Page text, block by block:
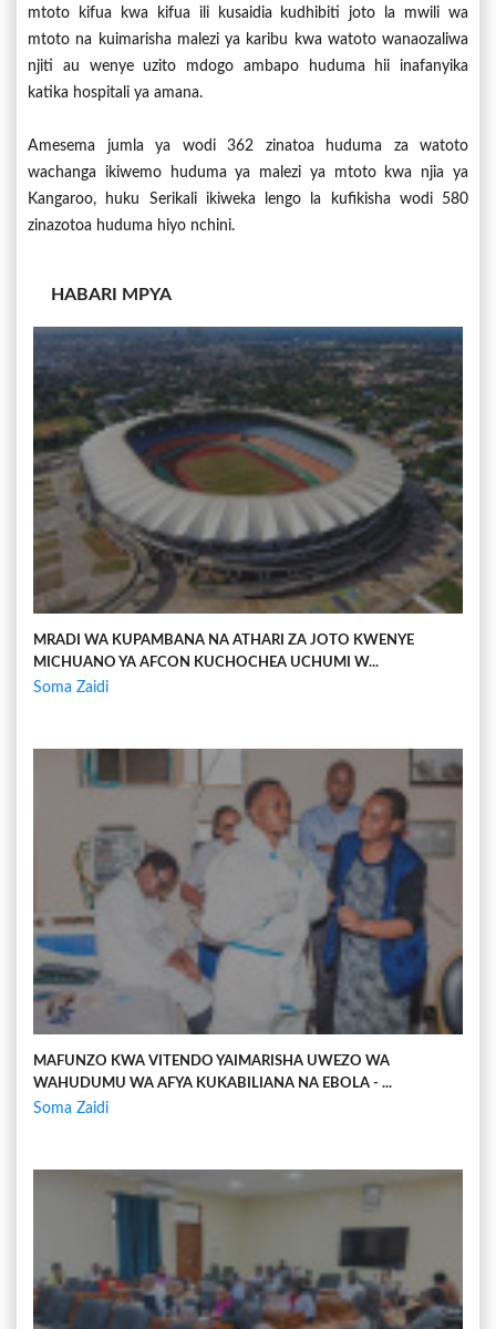
mtoto kifua kwa kifua ili kusaidia kudhibiti joto la mwili wa
mtoto na kuimarisha malezi ya karibu kwa watoto wanaozaliwa
njiti au wenye uzito mdogo ambapo huduma hii inafanyika
katika hospitali ya amana.
Amesema jumla ya wodi 362 zinatoa huduma za watoto
wachanga ikiwemo huduma ya malezi ya mtoto kwa njia ya
Kangaroo, huku Serikali ikiweka lengo la kufikisha wodi 580
zinazotoa huduma hiyo nchini.
HABARI MPYA
MRADI WA KUPAMBANA NA ATHARI ZA JOTO KWENYE
MICHUANO YA AFCON KUCHOCHEA UCHUMI W...
Soma Zaidi
MAFUNZO KWA VITENDO YAIMARISHA UWEZO WA
WAHUDUMU WA AFYA KUKABILIANA NA EBOLA - ...
Soma Zaidi